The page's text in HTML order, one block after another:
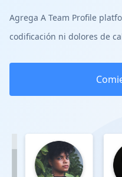
Agrega A Team Profile
codificación ni dolores de